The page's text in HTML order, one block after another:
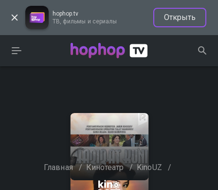
hophop.tv
ТВ, фильмы и сериалы
Открыть
Главная / Кинотеатр / KinoUZ /